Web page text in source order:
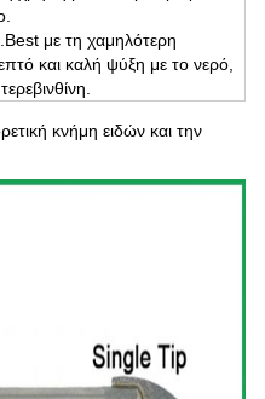
με τη χαμηλότερη
και καλή ψύξη με το νερό,
κνήμη ειδών και την